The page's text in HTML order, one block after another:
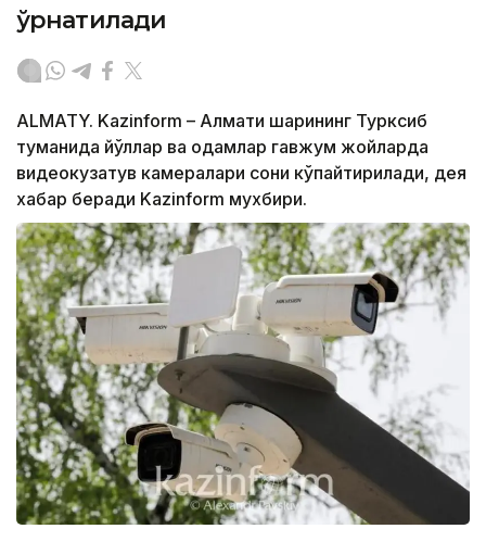
ўрнатилади
ALMATY. Kazinform – Алмати шаҳрининг Турксиб
туманида йўллар ва одамлар гавжум жойларда
видеокузатув камералари сони кўпайтирилади, дея
хабар беради Kazinform мухбири.